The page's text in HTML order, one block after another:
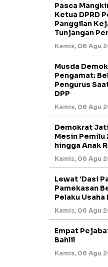
Pasca
Ketua DPRD
Panggilan
Tunjangan
Kamis, 06 Agu
Musda
Pengamat:
Pengurus
DPP
Kamis, 06 Agu
Demokrat
Mesin
hingga Anak
Kamis, 06 Agu
Lewat ‘Dasi
Pamekasan
Pelaku Usaha
Kamis, 06 Agu
Empat
Bahlil
Kamis, 06 Agu